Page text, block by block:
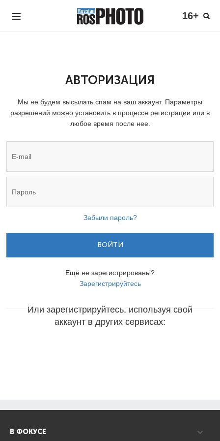
16+
АВТОРИЗАЦИЯ
Мы не будем высылать спам на ваш аккаунт. Параметры
разрешений можно установить в процессе регистрации или в
любое время после нее.
Забыли пароль?
ВОЙТИ
Ещё не зарегистрированы?
Зарегистрируйтесь
Или зарегистрируйтесь, используя свой
аккаунт в других сервисах:
В ФОКУСЕ